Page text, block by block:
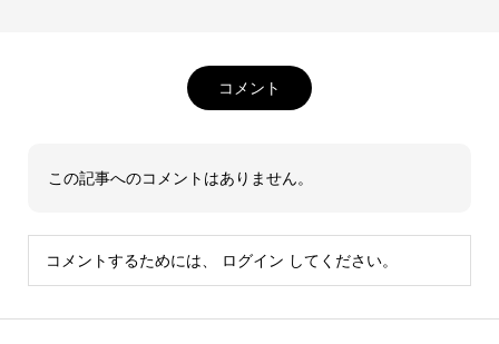
コメント
この記事へのコメントはありません。
コメントするためには、 ログイン してください。